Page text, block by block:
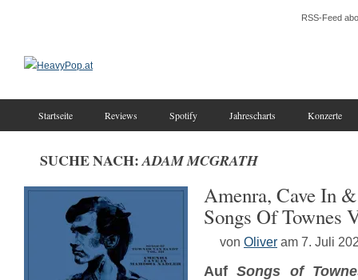
RSS-Feed
Startseite Reviews Spotify Jahrescharts Konzerte
SUCHE NACH:ADAM MCGRATH
Amenra, Cave In
Songs Of Townes
von Oliver am 7. Juli
AufSongs of